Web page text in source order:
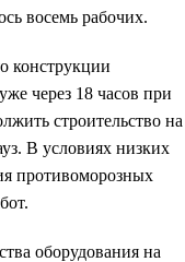
восемь рабочих.
конструкции
через 18 часов при
строительство на
В условиях низких
противоморозных
оборудования на